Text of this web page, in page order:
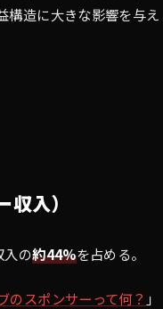
構造に大きな影響を与え
入）
入の約44%を占める。
のスポンサーって何？ 」